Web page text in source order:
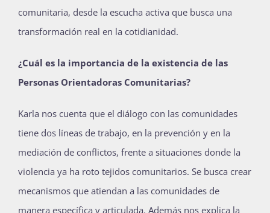
comunitaria, desde la escucha activa que busca una
transformación real en la cotidianidad.
¿Cuál es la importancia de la existencia de las
Personas Orientadoras Comunitarias?
Karla nos cuenta que el diálogo con las comunidades
tiene dos líneas de trabajo, en la prevención y en la
mediación de conflictos, frente a situaciones donde la
violencia ya ha roto tejidos comunitarios. Se busca crear
mecanismos que atiendan a las comunidades de
manera específica y articulada. Además nos explica la